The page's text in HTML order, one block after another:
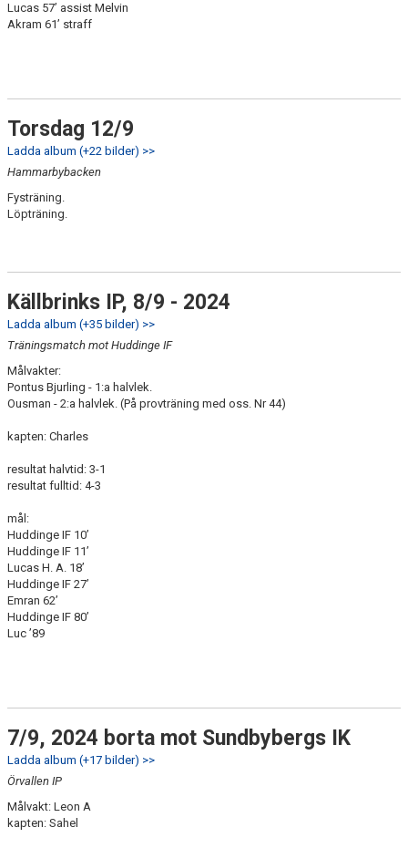
Lucas 57’ assist Melvin
Akram 61’ straff
Torsdag 12/9
Ladda album (+22 bilder) >>
Hammarbybacken
Fysträning.
Löpträning.
Källbrinks IP, 8/9 - 2024
Ladda album (+35 bilder) >>
Träningsmatch mot Huddinge IF
Målvakter:
Pontus Bjurling - 1:a halvlek.
Ousman - 2:a halvlek. (På provträning med oss. Nr 44)
kapten: Charles
resultat halvtid: 3-1
resultat fulltid: 4-3
mål:
Huddinge IF 10’
Huddinge IF 11’
Lucas H. A. 18’
Huddinge IF 27’
Emran 62’
Huddinge IF 80’
Luc ’89
7/9, 2024 borta mot Sundbybergs IK
Ladda album (+17 bilder) >>
Örvallen IP
Målvakt: Leon A
kapten: Sahel